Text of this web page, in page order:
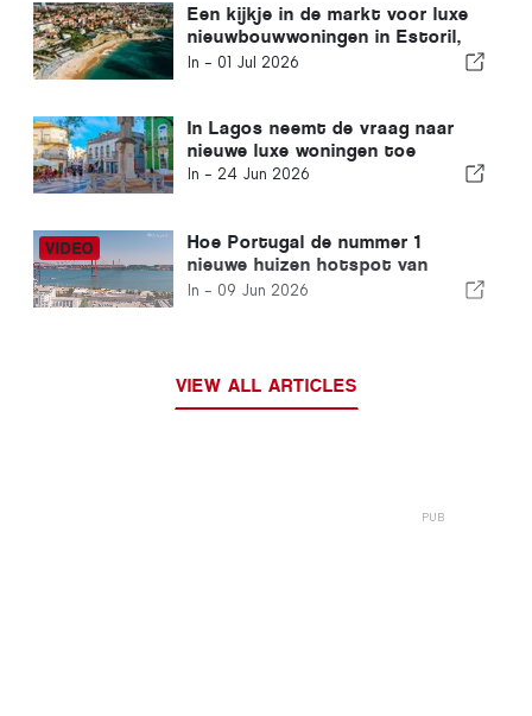
Een kijkje in de markt voor luxe
nieuwbouwwoningen in Estoril,
de historische kustplaats aan
In - 01 Jul 2026
In Lagos neemt de vraag naar
nieuwe luxe woningen toe
In - 24 Jun 2026
Hoe Portugal de nummer 1
nieuwe huizen hotspot van
Europa werd
In - 09 Jun 2026
VIEW ALL ARTICLES